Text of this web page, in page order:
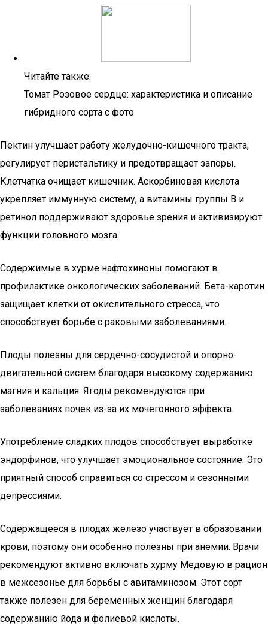
Читайте также:
Томат Розовое сердце: характеристика и описание
гибридного сорта с фото
Пектин улучшает работу желудочно-кишечного тракта,
регулирует перистальтику и предотвращает запоры.
Клетчатка очищает кишечник. Аскорбиновая кислота
укрепляет иммунную систему, а витамины группы В и
ретинол поддерживают здоровье зрения и активизируют
функции головного мозга.
Содержимые в хурме нафтохиноны помогают в
профилактике онкологических заболеваний. Бета-каротин
защищает клетки от окислительного стресса, что
способствует борьбе с раковыми заболеваниями.
Плоды полезны для сердечно-сосудистой и опорно-
двигательной систем благодаря высокому содержанию
магния и кальция. Ягоды рекомендуются при
заболеваниях почек из-за их мочегонного эффекта.
Употребление сладких плодов способствует выработке
эндорфинов, что улучшает эмоциональное состояние. Это
приятный способ справиться со стрессом и сезонными
депрессиями.
Содержащееся в плодах железо участвует в образовании
крови, поэтому они особенно полезны при анемии. Врачи
рекомендуют активно включать хурму Медовую в рацион
в межсезонье для борьбы с авитаминозом. Этот сорт
также полезен для беременных женщин благодаря
содержанию йода и фолиевой кислоты.